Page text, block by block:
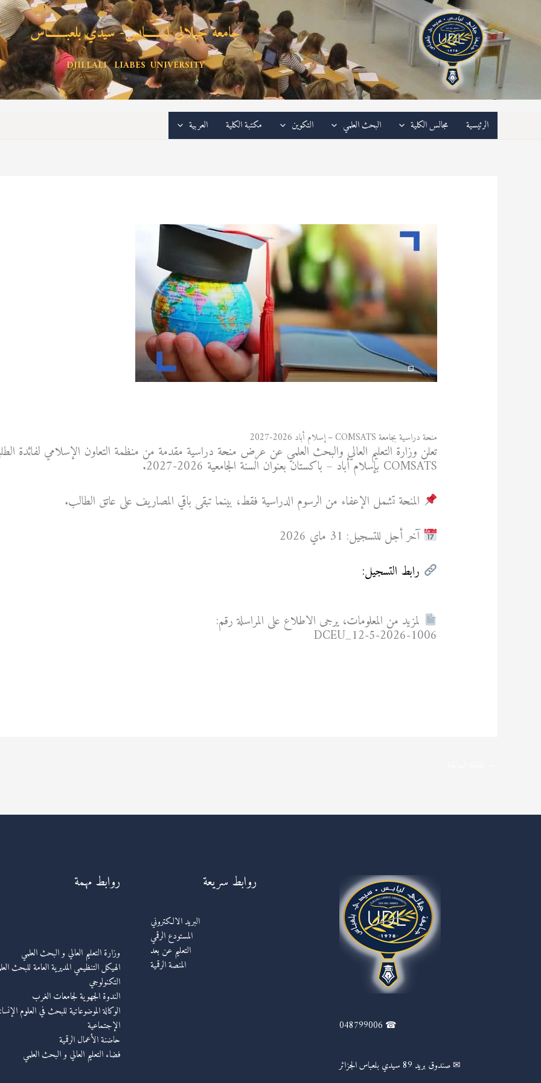
المحتوى
جامعة جيلالي ليـــــــابس- سيدي بلعبـــــــاس
DJILLALI LIABES UNIVERSITY
الرئيسية مجالس الكلية البحث العلمي التكوين مكتبة الكلية العربية
منحة دراسية بجامعة COMSATS – إسلام أباد 2026-2027
تعلن وزارة التعليم العالي والبحث العلمي عن عرض منحة دراسية مقدمة من منظمة التعاون الإسلامي لفائدة الطلبة
COMSATS بإسلام أباد – باكستان بعنوان السنة الجامعية 2026-2027.
المنحة تشمل الإعفاء من الرسوم الدراسية فقط، بينما تبقى باقي المصاريف على عاتق الطالب.
آخر أجل للتسجيل: 31 ماي 2026
رابط التسجيل:
لمزيد من المعلومات، يرجى الاطلاع على المراسلة رقم:
1006-DCEU_12-5-2026
☎ 048799006
✉ صندوق بريد 89 سيدي بلعباس الجزائر
روابط سريعة
البريد الالكتروني
المستودع الرقمي
التعليم عن بعد
المنصة الرقمية
روابط مهمة
وزارة التعليم العالي و البحث العلمي
الهيكل التنظيمي المديرية العامة للبحث
التكنولوجي
الندوة الجهوية لجامعات الغرب
الوكالة الموضوعاتية للبحث في العلوم
الإجتماعية
حاضنة الأعمال الرقمية
فضاء التعليم العالي و البحث العلمي